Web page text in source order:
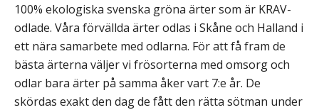
100% ekologiska svenska gröna ärter som är KRAV-
odlade. Våra förvällda ärter odlas i Skåne och Halland i
ett nära samarbete med odlarna. För att få fram de
bästa ärterna väljer vi frösorterna med omsorg och
odlar bara ärter på samma åker vart 7:e år. De
skördas exakt den dag de fått den rätta sötman under